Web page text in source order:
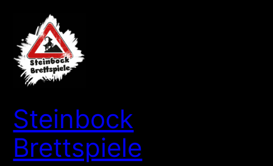
springen
Steinbock
Brettspiele